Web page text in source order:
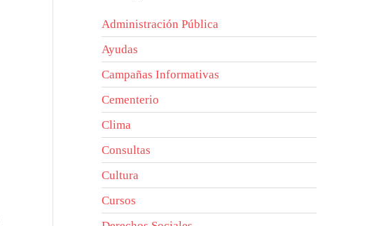
Administración Pública
Ayudas
Campañas Informativas
Cementerio
Clima
Consultas
Cultura
Cursos